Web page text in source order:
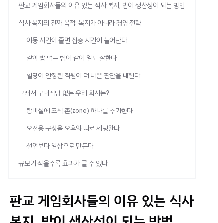
판교 게임회사들의 이유 있는 식사 복지, 밥이 생산성이 되는 방법
식사 복지의 진짜 목적: 복지가 아니라 경영 전략
이동 시간이 줄면 집중 시간이 늘어난다
같이 밥 먹는 팀이 같이 일도 잘한다
혈당이 안정된 직원이 더 나은 판단을 내린다
그래서 구내식당 없는 우리 회사는?
탕비실에 조식 존(zone) 하나를 추가한다
오전용 구성을 오후와 따로 세팅한다
선언보다 일상으로 만든다
규모가 작을수록 효과가 클 수 있다
판교 게임회사들의 이유 있는 식사